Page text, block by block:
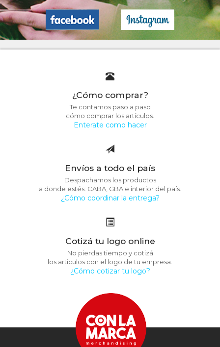
¿Cómo comprar?
Te contamos paso a paso
cómo comprar los artículos.
Enterate como hacer
Envíos a todo el país
Despachamos los productos
a donde estés: CABA, GBA e interior del país.
¿Cómo coordinar la entrega?
Cotizá tu logo online
No pierdas tiempo y cotizá
los articulos con el logo de tu empresa.
¿Cómo cotizar tu logo?